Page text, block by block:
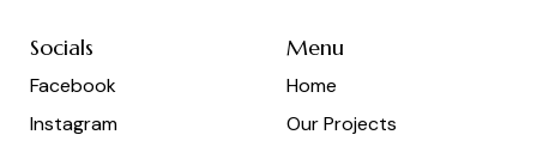
Socials
Facebook
Instagram
Menu
Home
Our Projects